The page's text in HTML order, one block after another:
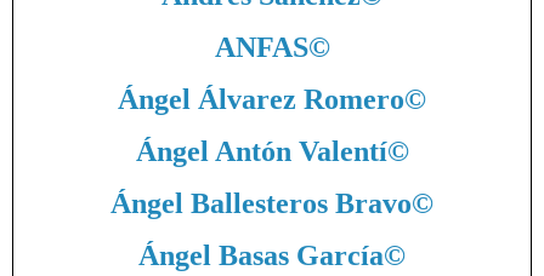
ANFAS©
Ángel Álvarez Romero©
Ángel Antón Valentí©
Ángel Ballesteros Bravo©
Ángel Basas García©